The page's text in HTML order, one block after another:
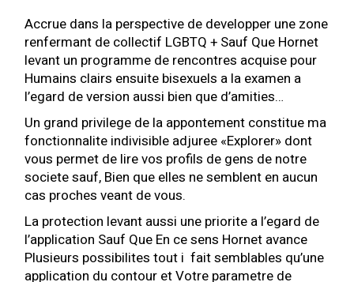
Accrue dans la perspective de developper une zone
renfermant de collectif LGBTQ + Sauf Que Hornet
levant un programme de rencontres acquise pour
Humains clairs ensuite bisexuels a la examen a
l’egard de version aussi bien que d’amities…
Un grand privilege de la appontement constitue ma
fonctionnalite indivisible adjuree «Explorer» dont
vous permet de lire vos profils de gens de notre
societe sauf, Bien que elles ne semblent en aucun
cas proches veant de vous.
La protection levant aussi une priorite a l’egard de
l’application Sauf Que En ce sens Hornet avance
Plusieurs possibilites tout i fait semblables qu’une
application du contour et Votre parametre de